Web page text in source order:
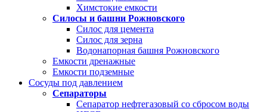
Химстокие емкости
Силосы и башни Рожновского
Силос для цемента
Силос для зерна
Водонапорная башня Рожновского
Емкости дренажные
Емкости подземные
Сосуды под давлением
Сепараторы
Сепаратор нефтегазовый со сбросом воды